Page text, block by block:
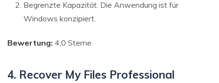
Begrenzte Kapazität. Die Anwendung ist für
Windows konzipiert.
Bewertung: 4,0 Sterne
4. Recover My Files Professional